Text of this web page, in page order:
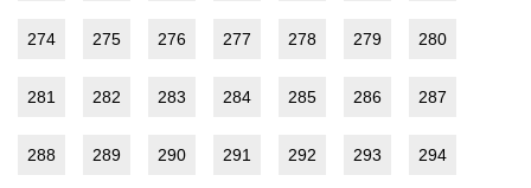
274 275 276 277 278 279 280
281 282 283 284 285 286 287
288 289 290 291 292 293 294